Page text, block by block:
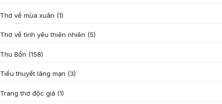
Thơ về mùa xuân (1)
Thơ về tình yêu thiên nhiên (5)
Thu Bồn (158)
Tiểu thuyết lãng mạn (3)
Trang thơ độc giả (1)